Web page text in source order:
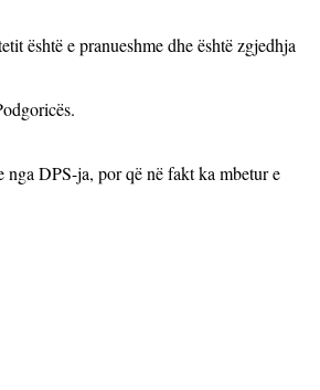
është e pranueshme dhe është zgjedhja
nga DPS-ja, por që në fakt ka mbetur e